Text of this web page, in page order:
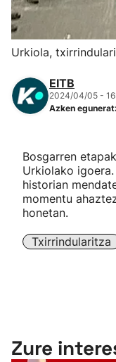
Herri-kirolak
Eskubaloia
Kirolak 360
Mendi-lasterketak
Kirol gehiago
"Helmuga"
Urkiola,
EITB
2024/04/05 -
Azken
Bosgarren
Urkiolako
historian
momentu
honetan.
Txirrindularitza
Zure